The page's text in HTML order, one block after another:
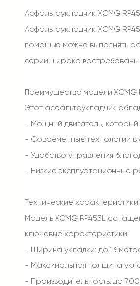
Асфальтоукладчик XCMG
Асфальтоукладчик XCMG
помощью можно выполнять
серии широко востребованы
Преимущества модели XCMG
Этот асфальтоукладчик
- Мощный двигатель, который
- Современные технологии в
- Удобство управления
- Низкие эксплуатационные
Технические характеристики
Модель XCMG RP453L
ключевые характеристики:
- Ширина укладки: до 13
- Максимальная толщина
- Производительность: до